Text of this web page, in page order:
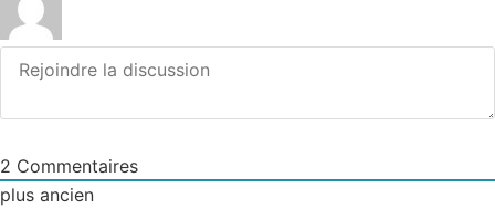
2 Commentaires
plus ancien